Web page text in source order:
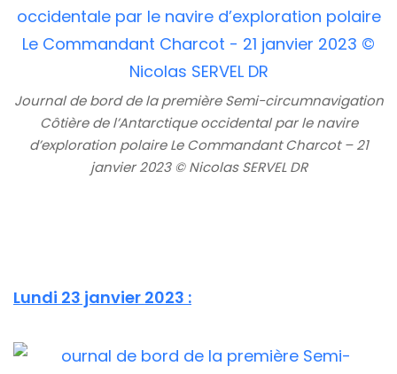
Journal de bord de la première Semi-circumnavigation
Côtière de l’Antarctique occidental par le navire
d’exploration polaire Le Commandant Charcot – 21
janvier 2023 © Nicolas SERVEL DR
Lundi 23 janvier 2023 :